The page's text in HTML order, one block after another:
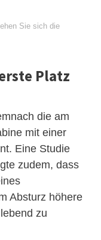
Sie sich die
Platz
die am
mit einer
Eine Studie
zudem, dass
Absturz höhere
zu